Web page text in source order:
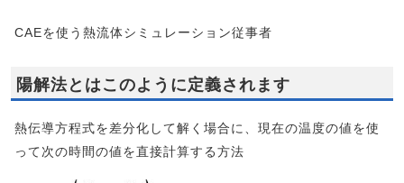
CAEを使う熱流体シミュレーション従事者
陽解法とはこのように定義されます
熱伝導方程式を差分化して解く場合に、現在の温度の値を使
って次の時間の値を直接計算する方法